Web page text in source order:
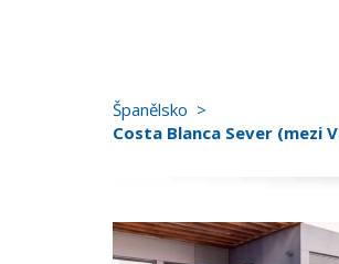
Španělsko
Costa Blanca Sever (mezi